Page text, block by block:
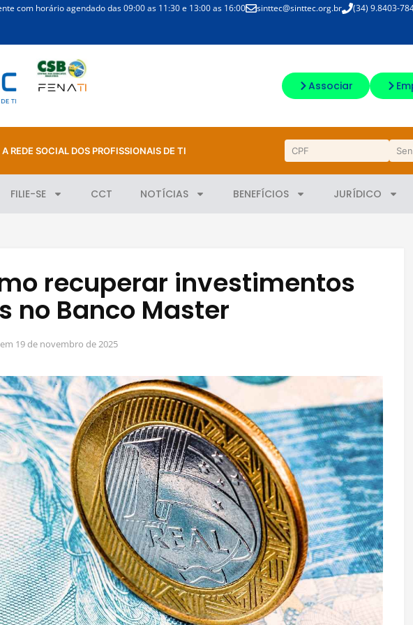
com horário agendado das 09:00 as 11:30 e 13:00 as 16:00 sinttec@sinttec.org.br (34) 9.8403-
Associar
A REDE SOCIAL DOS PROFISSIONAIS DE TI
FILIE-SE CCT NOTÍCIAS BENEFÍCIOS JURÍDICO
recuperar investimentos
no Banco Master
19 de novembro de 2025